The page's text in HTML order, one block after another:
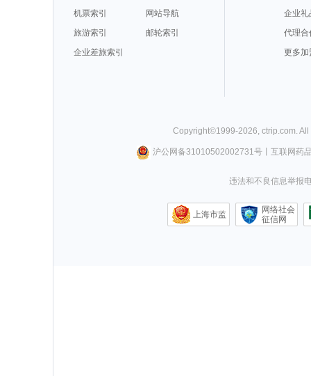
机票索引
网站导航
旅游索引
邮轮索引
企业差旅索引
企业礼
代理合
更多加
Copyright©1999-2026, ctrip.com.
沪公网备31010502002731号丨 互联网药
违法和不良信息举报
上海市监
网络社会
征信网